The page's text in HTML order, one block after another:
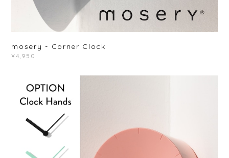
mosery - Corner Clock
¥4,950